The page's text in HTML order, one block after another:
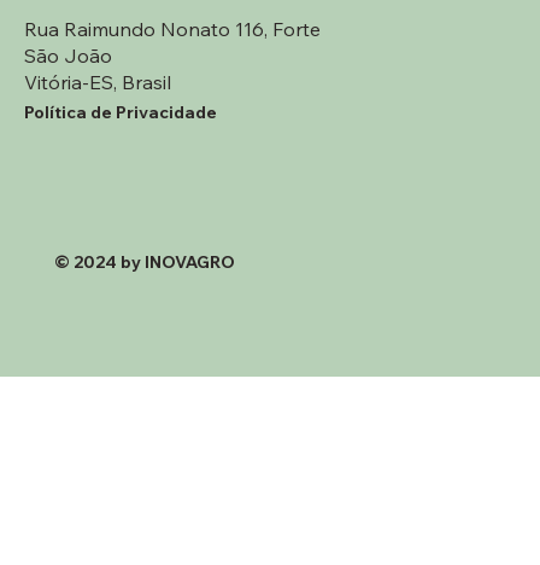
Rua Raimundo Nonato 116, Forte
São João
Vitória-ES, Brasil
Política de Privacidade
© 2024 by INOVAGRO